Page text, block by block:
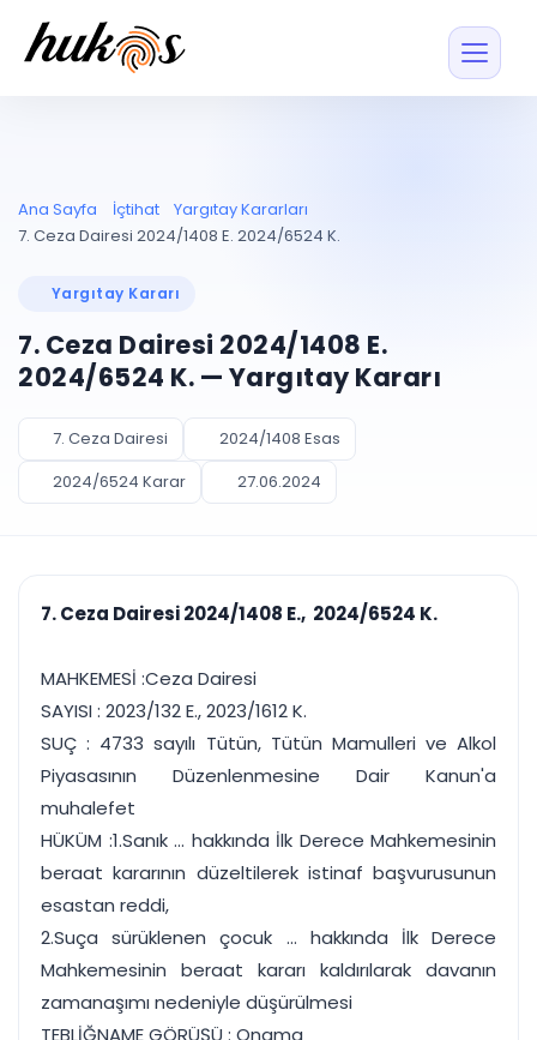
Entegrasyonu
UYAP ile otomatik
UYAP Evrak
Entegrasyonu
UETS Entegrasyonu
Tebligatları anında
Vekalet
PLANLAMA & TAKİP
Pano ve Takip
Duruşma ve görev
takvimi
Bildirim
takibi
Tek panelde uçtan uca yönetim
UYAP & UETS entegrasyonundan finansa, hepsi bir arada.
Tüm özellikleri inceleyin
Blog
Ücretsiz Başlayın Giriş Yap
Ana Sayfa İçtihat
Yargıtay Kararları
7. Ceza Dairesi 2024/1408 E. 2024/6524 K.
Yargıtay Kararı
7. Ceza Dairesi 2024/1408 E.
2024/6524 K. — Yargıtay Kararı
7. Ceza Dairesi
2024/1408 Esas
2024/6524 Karar
27.06.2024
7. Ceza Dairesi 2024/1408 E., 2024/6524 K.
MAHKEMESİ :Ceza Dairesi
SAYISI : 2023/132 E., 2023/1612 K.
SUÇ : 4733 sayılı Tütün, Tütün Mamulleri ve Alkol
Piyasasının Düzenlenmesine Dair Kanun'a
muhalefet
HÜKÜM :1.Sanık ... hakkında İlk Derece Mahkemesinin
beraat kararının düzeltilerek istinaf başvurusunun
esastan reddi,
2.Suça sürüklenen çocuk ... hakkında İlk Derece
Mahkemesinin beraat kararı kaldırılarak davanın
zamanaşımı nedeniyle düşürülmesi
TEBLİĞNAME GÖRÜŞÜ : Onama